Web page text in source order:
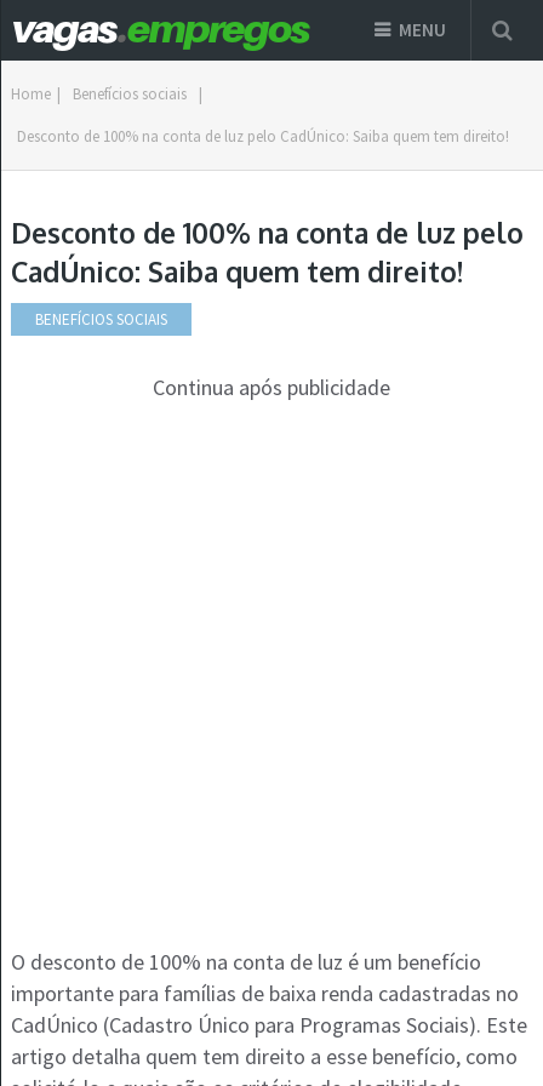
MENU
Home | Benefícios sociais |
Desconto de 100% na conta de luz pelo CadÚnico: Saiba quem tem direito!
Desconto de 100% na conta de luz pelo
CadÚnico: Saiba quem tem direito!
BENEFÍCIOS SOCIAIS
Continua após publicidade
O desconto de 100% na conta de luz é um benefício
importante para famílias de baixa renda cadastradas no
CadÚnico (Cadastro Único para Programas Sociais). Este
artigo detalha quem tem direito a esse benefício, como